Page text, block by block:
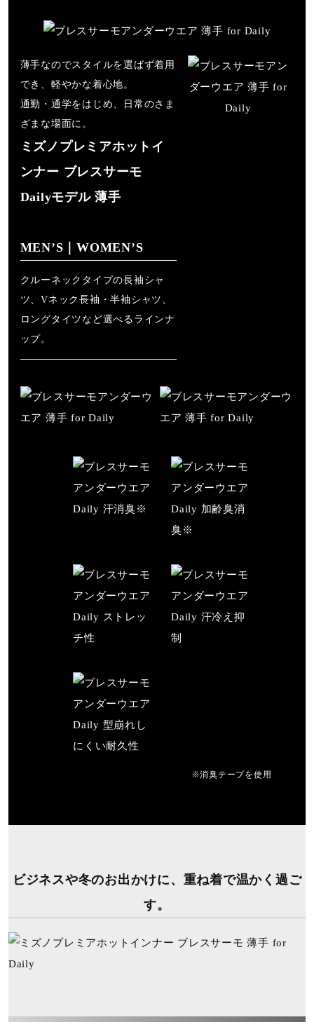
弱い操作によるウエットクリーニン
グができる
サイズ
S、M、L、LL
カラー
02：オフホワイト
09：ブラック
素材
発売シーズン
薄⼿なのでスタイルを選ばず着⽤
でき、軽やかな着⼼地。
通勤・通学をはじめ、⽇常のさま
ざまな場⾯に。
ミズノプレミアホットイ
ンナー ブレスサーモ
Dailyモデル 薄手
MENʼS｜WOMEN’S
クルーネックタイプの⻑袖シャ
ツ、Vネック⻑袖・半袖シャツ、
ロングタイツなど選べるラインナ
ップ。
※消臭テープを使用
ビジネスや冬のお出かけに、重ね着で温かく過ご
す。